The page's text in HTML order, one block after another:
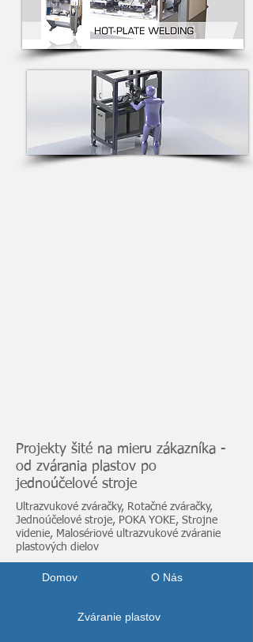
Projekty šité na mieru zákazníka -
od zvárania plastov po
jednoúčelové stroje
Ultrazvukové zváračky, Rotačné zváračky,
Jednoúčelové stroje, POKA YOKE, Strojne
videnie, Malosériové ultrazvukové zváranie
plastových dielov
Domov O Nás
Zváranie plastov